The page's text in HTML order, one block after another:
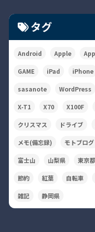
タグ
Android Apple
GAME iPad iPhone
sasanote WordPress
X-T1 X70 X100F
クリスマス ドライブ
メモ(備忘録) モトブログ
富士山 山梨県 東京都
節約 紅葉 自転車
雑記 静岡県